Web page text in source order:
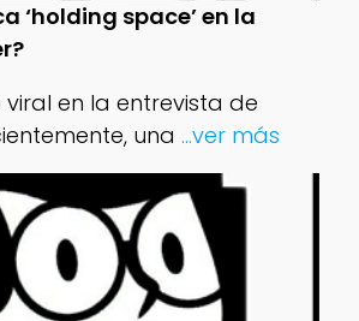
‘holding space’ en la
en la entrevista de
una ...ver más